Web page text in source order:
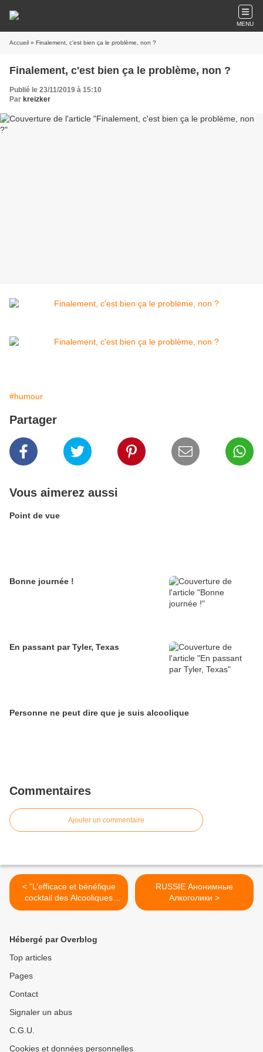
MENU
Accueil » Finalement, c'est bien ça le problème, non ?
Finalement, c'est bien ça le problème, non ?
Publié le 23/11/2019 à 15:10
Par kreizker
#humour
Partager
Vous aimerez aussi
Point de vue
Bonne journée !
En passant par Tyler, Texas
Personne ne peut dire que je suis alcoolique
Commentaires
Ajouter un commentaire
< "L’efficace et bénéfique
cocktail des Alcooliques
Anonymes"
RUSSIE Анонимные
Алкоголики >
Hébergé par Overblog
Top articles
Pages
Contact
Signaler un abus
C.G.U.
Cookies et données personnelles